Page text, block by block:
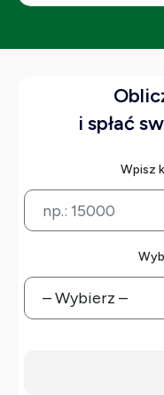
i spłać
Wpisz